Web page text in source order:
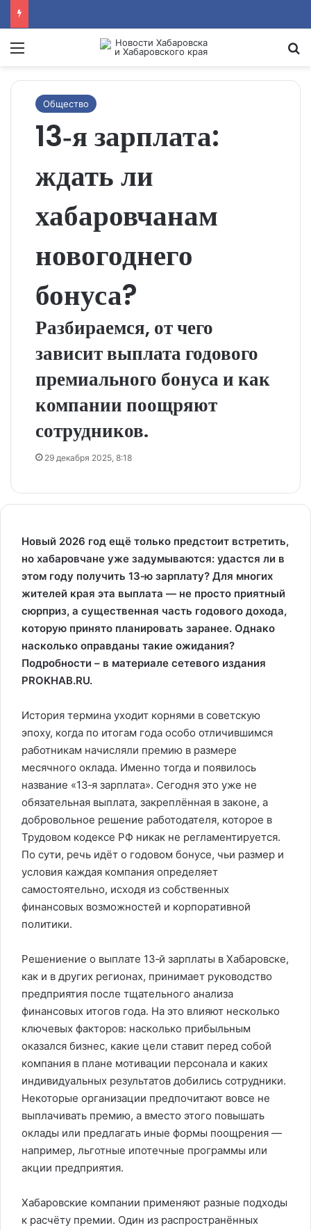
Menu
Общество
13‑я зарплата:
ждать ли
хабаровчанам
новогоднего
бонуса?
Разбираемся, от чего
зависит выплата годового
премиального бонуса и как
компании поощряют
сотрудников.
29 декабря 2025, 8:18
Новый 2026 год ещё только предстоит встретить,
но хабаровчане уже задумываются: удастся ли в
этом году получить 13‑ю зарплату? Для многих
жителей края эта выплата — не просто приятный
сюрприз, а существенная часть годового дохода,
которую принято планировать заранее. Однако
насколько оправданы такие ожидания?
Подробности – в материале сетевого издания
PROKHAB.RU.
История термина уходит корнями в советскую
эпоху, когда по итогам года особо отличившимся
работникам начисляли премию в размере
месячного оклада. Именно тогда и появилось
название «13‑я зарплата». Сегодня это уже не
обязательная выплата, закреплённая в законе, а
добровольное решение работодателя, которое в
Трудовом кодексе РФ никак не регламентируется.
По сути, речь идёт о годовом бонусе, чьи размер и
условия каждая компания определяет
самостоятельно, исходя из собственных
финансовых возможностей и корпоративной
политики.
Решениение о выплате 13‑й зарплаты в Хабаровске,
как и в других регионах, принимает руководство
предприятия после тщательного анализа
финансовых итогов года. На это влияют несколько
ключевых факторов: насколько прибыльным
оказался бизнес, какие цели ставит перед собой
компания в плане мотивации персонала и каких
индивидуальных результатов добились сотрудники.
Некоторые организации предпочитают вовсе не
выплачивать премию, а вместо этого повышать
оклады или предлагать иные формы поощрения —
например, льготные ипотечные программы или
акции предприятия.
Хабаровские компании применяют разные подходы
к расчёту премии. Один из распространённых